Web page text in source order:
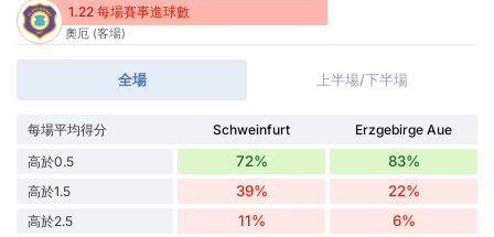
1.22 每場賽事進球數
奧厄 (客場)
全場 上半場/下半場
每場平均得分 Schweinfurt
Erzgebirge Aue
高於0.5
72% 83%
高於1.5 39% 22%
高於2.5 11% 6%